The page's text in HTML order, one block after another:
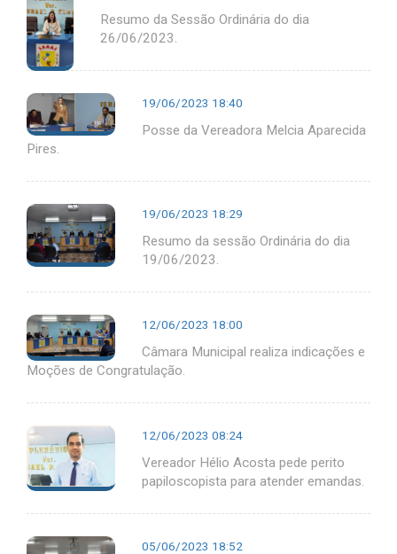
Resumo da Sessão Ordinária do dia
26/06/2023.
19/06/2023 18:40
Posse da Vereadora Melcia Aparecida
Pires.
19/06/2023 18:29
Resumo da sessão Ordinária do dia
19/06/2023.
12/06/2023 18:00
Câmara Municipal realiza indicações e
Moções de Congratulação.
12/06/2023 08:24
Vereador Hélio Acosta pede perito
papiloscopista para atender emandas.
05/06/2023 18:52